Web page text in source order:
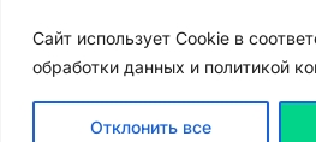
Сайт использует Cookie в
обработки данных и политикой
Отклонить все ВХОД |